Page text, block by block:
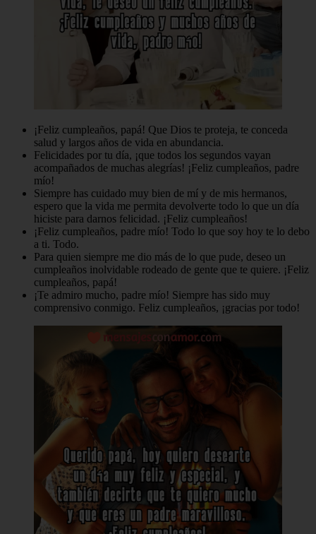
¡Feliz cumpleaños, papá! Que Dios te proteja, te conceda
salud y largos años de vida en abundancia.
Felicidades por tu día, ¡que todos los segundos vayan
acompañados de muchas alegrías! ¡Feliz cumpleaños, padre
mío!
Siempre has cuidado muy bien de mí y de mis hermanos,
espero que la vida me permita devolverte todo lo que un día
hiciste para darnos felicidad. ¡Feliz cumpleaños!
¡Feliz cumpleaños, padre mío! Todo lo que soy hoy te lo debo
a ti. Todo.
Para quien siempre me dio más de lo que pude, deseo un
cumpleaños inolvidable rodeado de gente que te quiere. ¡Feliz
cumpleaños, papá!
¡Te admiro mucho, padre mío! Siempre has sido muy
comprensivo conmigo. Feliz cumpleaños, ¡gracias por todo!